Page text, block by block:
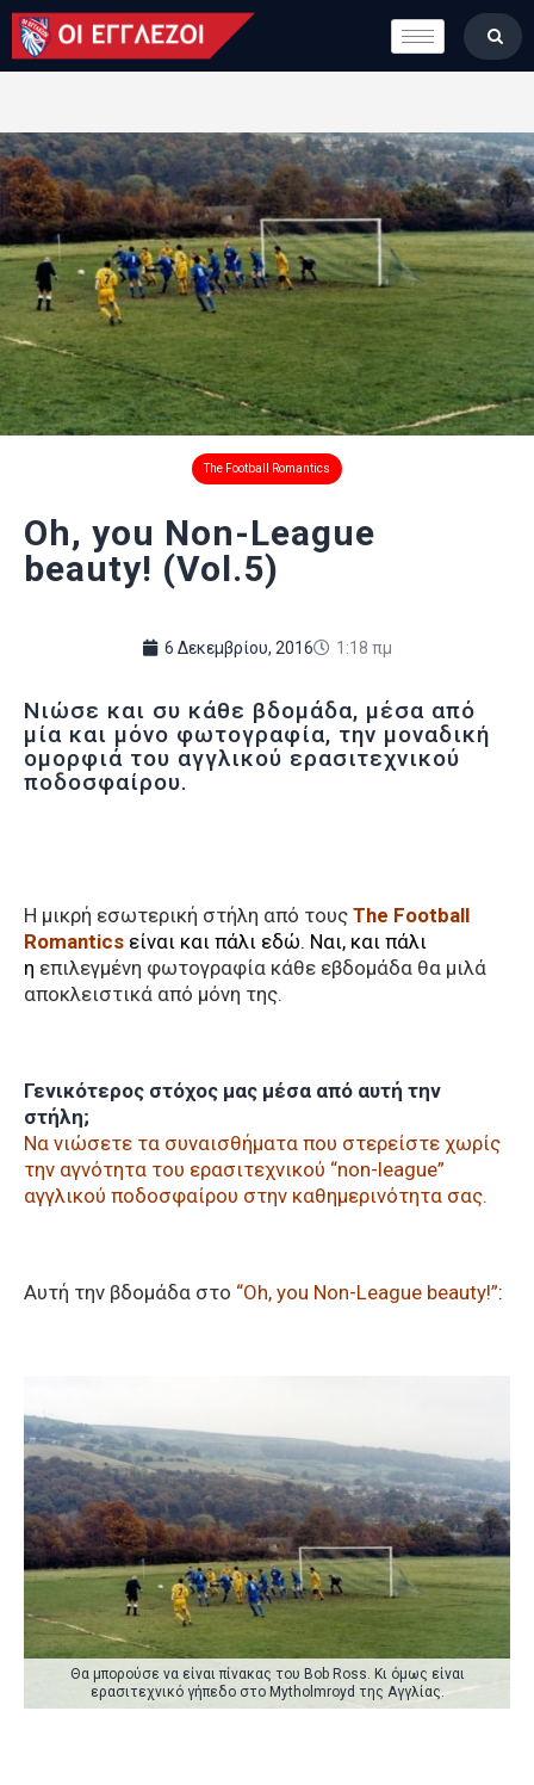
LONDON CALLING
ΚΑΤΗΓΟΡΙΕΣ
ΒΑΘΜΟΛΟΓΙΕΣ
ΟΜΑΔΕΣ
ΠΟΙΟΙ ΕΙΜΑΣΤΕ
The Football Romantics
Oh, you Non-League
beauty! (Vol.5)
6 Δεκεμβρίου, 2016 1:18 πμ
Νιώσε και συ κάθε βδομάδα, μέσα από
μία και μόνο φωτογραφία, την μοναδική
ομορφιά του αγγλικού ερασιτεχνικού
ποδοσφαίρου.
Η μικρή εσωτερική στήλη από τους The Football
Romantics είναι και πάλι εδώ. Ναι, και πάλι
η επιλεγμένη φωτογραφία κάθε εβδομάδα θα μιλά
αποκλειστικά από μόνη της.
Γενικότερος στόχος μας μέσα από αυτή την
στήλη;
Να νιώσετε τα συναισθήματα που στερείστε χωρίς
την αγνότητα του ερασιτεχνικού “non-league”
αγγλικού ποδοσφαίρου στην καθημερινότητα σας.
Αυτή την βδομάδα στο “Oh, you Non-League beauty!”:
Θα μπορούσε να είναι πίνακας του Bob Ross. Κι όμως είναι
ερασιτεχνικό γήπεδο στο Mytholmroyd της Αγγλίας.